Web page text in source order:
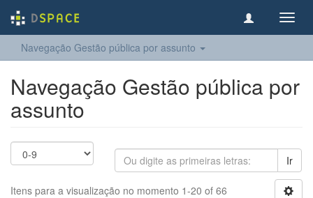
Navegação Gestão pública por assunto
Navegação Gestão pública por
assunto
Ir
Itens para a visualização no momento 1-20 of 66